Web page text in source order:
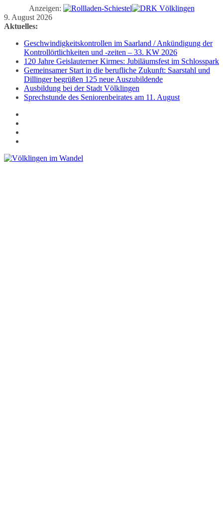
Anzeigen:
Zum
Inhalt
9. August 2026
Aktuelles:
Geschwindigkeitskontrollen im Saarland / Ankündigung der
Kontrollörtlichkeiten und -zeiten – 33. KW 2026
120 Jahre Geislauterner Kirmes: Jubiläumsfest im Schlosspark
Gemeinsamer Start in die berufliche Zukunft: Saarstahl und
Dillinger begrüßen 125 neue Auszubildende
Ausbildung bei der Stadt Völklingen
Sprechstunde des Seniorenbeirates am 11. August